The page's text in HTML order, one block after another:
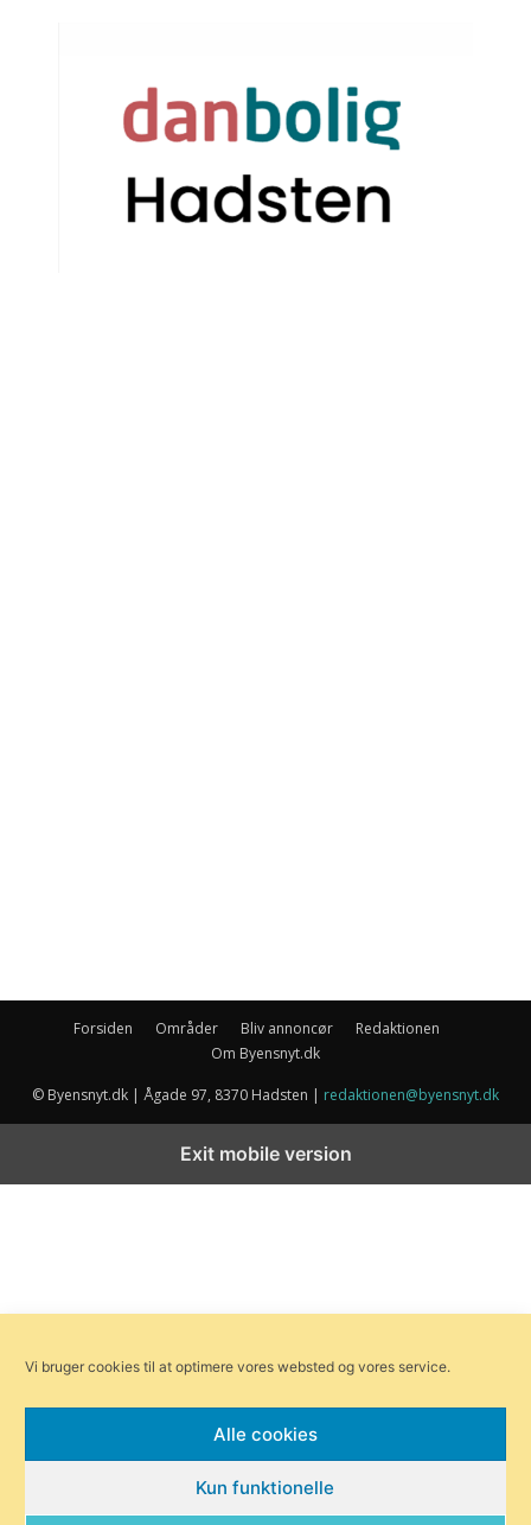
Forsiden Områder Bliv annoncør
Redaktionen
Om Byensnyt.dk
© Byensnyt.dk | Ågade 97, 8370 Hadsten | redaktionen@byensnyt.dk
Vi bruger cookies til at optimere vores websted og vores service.
Alle cookies
Kun funktionelle
Exit mobile version